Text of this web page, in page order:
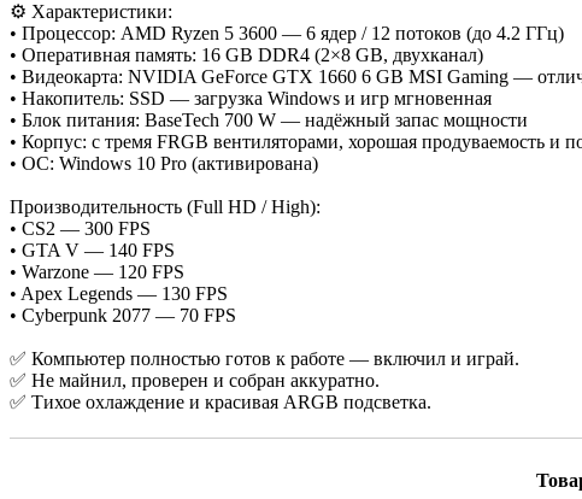
⚙️ Характеристики:
• Процессор: AMD Ryzen 5 3600 — 6 ядер / 12 потоков (до 4.2 ГГц)
• Оперативная память: 16 GB DDR4 (2×8 GB, двухканал)
• Видеокарта: NVIDIA GeForce GTX 1660 6 GB MSI Gaming —
• Накопитель: SSD — загрузка Windows и игр мгновенная
• Блок питания: BaseTech 700 W — надёжный запас мощности
• Корпус: с тремя FRGB вентиляторами, хорошая продуваемость и
• ОС: Windows 10 Pro (активирована)
Производительность (Full HD / High):
• CS2 — 300 FPS
• GTA V — 140 FPS
• Warzone — 120 FPS
• Apex Legends — 130 FPS
• Cyberpunk 2077 — 70 FPS
✅ Компьютер полностью готов к работе — включил и играй.
✅ Не майнил, проверен и собран аккуратно.
✅ Тихое охлаждение и красивая ARGB подсветка.